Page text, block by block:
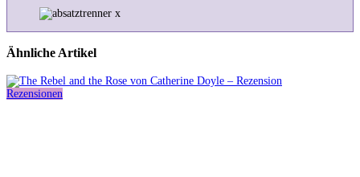
Ähnliche Artikel
Rezensionen